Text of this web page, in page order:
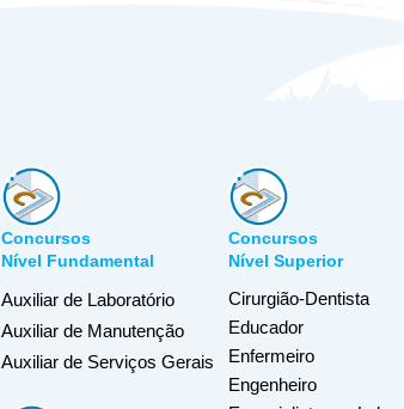
Concursos
Nível Fundamental
Auxiliar de Laboratório
Auxiliar de Manutenção
Auxiliar de Serviços Gerais
Concursos
Nível Superior
Cirurgião-Dentista
Educador
Enfermeiro
Engenheiro